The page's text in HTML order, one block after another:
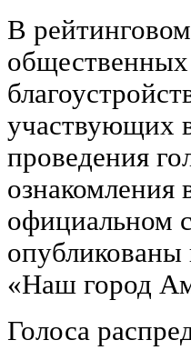
В
участвующих
проведения
ознакомления
официальном
опубликованы
«Наш город
Голоса